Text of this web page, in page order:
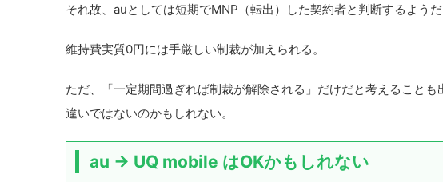
それ故、auとしては短期でMNP（転出）した契約者と判断するようだ
維持費実質0円には手厳しい制裁が加えられる。
ただ、「一定期間過ぎれば制裁が解除される」だけだと考えること
違いではないのかもしれない。
au → UQ mobile はOKかもしれない